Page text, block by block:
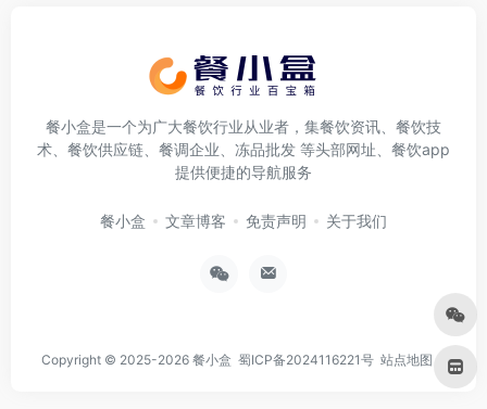
餐小盒是一个为广大餐饮行业从业者，集餐饮资讯、餐饮技
术、餐饮供应链、餐调企业、冻品批发 等头部网址、餐饮app
提供便捷的导航服务
餐小盒 文章博客 免责声明 关于我们
Copyright © 2025-2026 餐小盒 蜀ICP备2024116221号 站点地图